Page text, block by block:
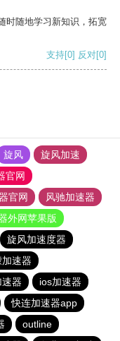
时随地学习新知识，拓宽
支持[0] 反对[0]
旋风
旋风加速
官网
官网
风驰加速器
外网苹果版
旋风加速度器
速器
器
ios加速器
快连加速器app
outline